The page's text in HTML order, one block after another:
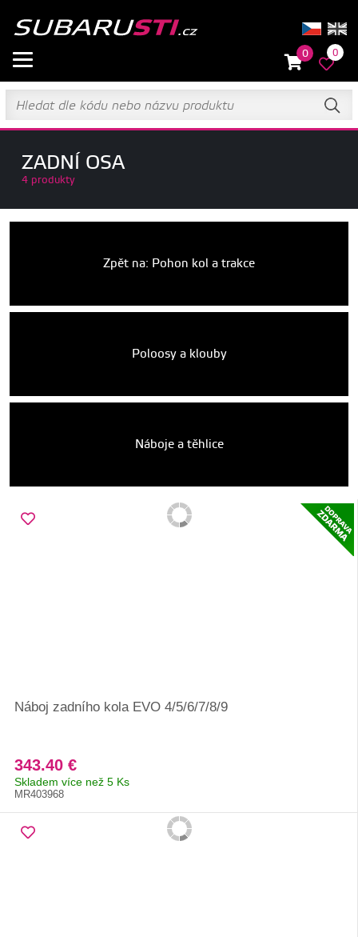
0 0
ZADNÍ OSA
4 produkty
Zpět na: Pohon kol a trakce
Poloosy a klouby
Náboje a těhlice
Náboj zadního kola EVO 4/5/6/7/8/9
343.40 €
Skladem více než 5 Ks
MR403968